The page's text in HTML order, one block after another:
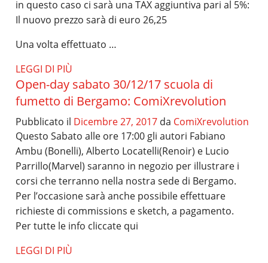
in questo caso ci sarà una TAX aggiuntiva pari al 5%:
Il nuovo prezzo sarà di euro 26,25
Una volta effettuato …
LEGGI DI PIÙ
Open-day sabato 30/12/17 scuola di
fumetto di Bergamo: ComiXrevolution
Pubblicato il Dicembre 27, 2017 da ComiXrevolution
Questo Sabato alle ore 17:00 gli autori Fabiano
Ambu (Bonelli), Alberto Locatelli(Renoir) e Lucio
Parrillo(Marvel) saranno in negozio per illustrare i
corsi che terranno nella nostra sede di Bergamo.
Per l’occasione sarà anche possibile effettuare
richieste di commissions e sketch, a pagamento.
Per tutte le info cliccate qui
LEGGI DI PIÙ